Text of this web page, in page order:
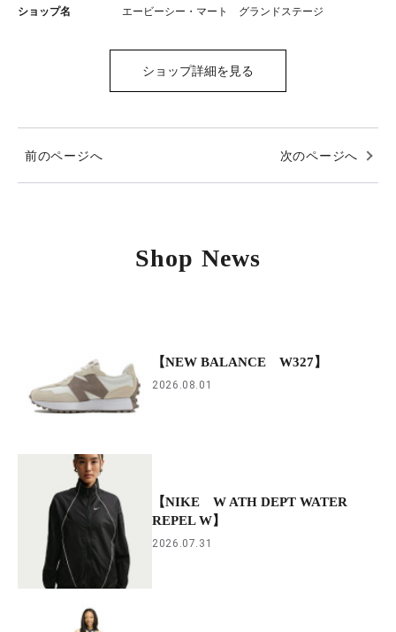
ショップ名 エービーシー・マート グランドステージ
ショップ詳細を見る
前のページへ 次のページへ
Shop News
【NEW BALANCE W327】
2026.08.01
【NIKE W ATH DEPT WATER
REPEL W】
2026.07.31